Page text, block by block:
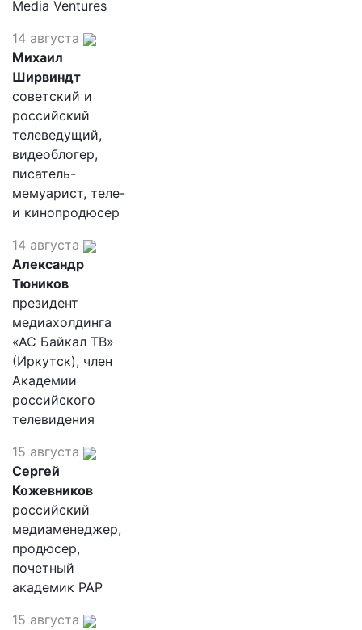
Media Ventures
14 августа
Михаил
Ширвиндт
советский и
российский
телеведущий,
видеоблогер,
писатель-
мемуарист, теле-
и кинопродюсер
14 августа
Александр
Тюников
президент
медиахолдинга
«АС Байкал ТВ»
(Иркутск), член
Академии
российского
телевидения
15 августа
Сергей
Кожевников
российский
медиаменеджер,
продюсер,
почетный
академик РАР
15 августа